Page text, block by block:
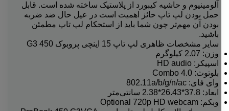
آلومینیوم و حاشیه‌ کیبورد از پلاستیک ساخته شده است. قابل
حمل بودن لپ تاپ حائز اهمیت است در عیل حال ضد ضربه
بودن آن مهم‌تر چون شما باید از استحکام لپ تاپ مطمئن
باشید.
سایر مشخصات ظاهری لپ تاپ 15 اینچی پروبوک 450 G3
وزن: 2.07 کیلوگرم
اسپیکر: HD audio
بلوتوث: 4.0 Combo
وای فای: 802.11a/b/g/n/ac
ابعاد: 37.8*26.43*2.38 سانتی‌متر
وبکم: Optional 720p HD webcam